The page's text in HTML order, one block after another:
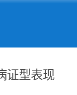
证型表现